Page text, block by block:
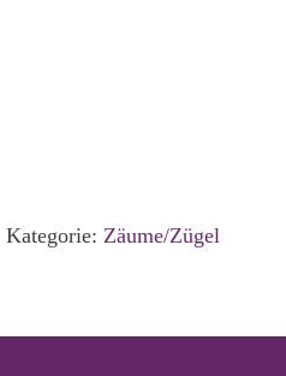
Kategorie: Zäume/Zügel